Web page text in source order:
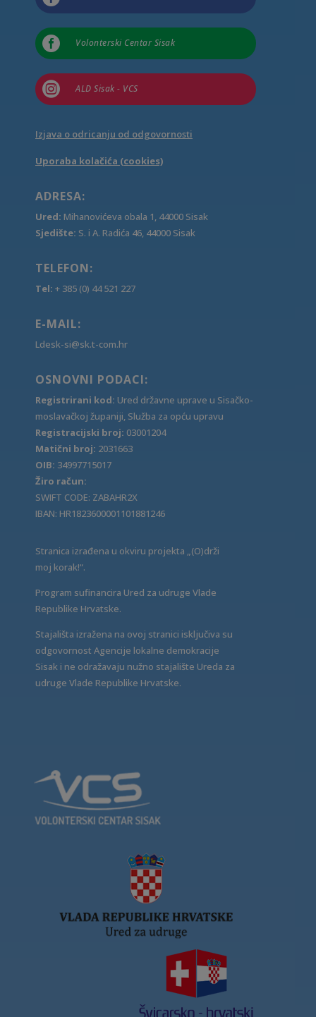
 Volonterski Centar Sisak
 ALD Sisak - VCS
Izjava o odricanju od odgovornosti
Uporaba kolačića (cookies)
ADRESA:
Ured: Mihanovićeva obala 1, 44000 Sisak
Sjedište: S. i A. Radića 46, 44000 Sisak
TELEFON:
Tel: + 385 (0) 44 521 227
E-MAIL:
Ldesk-si@sk.t-com.hr
OSNOVNI PODACI:
Registrirani kod: Ured državne uprave u Sisačko-
moslavačkoj županiji, Služba za opću upravu
Registracijski broj: 03001204
Matični broj: 2031663
OIB: 34997715017
Žiro račun:
SWIFT CODE: ZABAHR2X
IBAN: HR1823600001101881246
Stranica izrađena u okviru projekta „(O)drži
moj korak!“.
Program sufinancira Ured za udruge Vlade
Republike Hrvatske.
Stajališta izražena na ovoj stranici isključiva su
odgovornost Agencije lokalne demokracije
Sisak i ne odražavaju nužno stajalište Ureda za
udruge Vlade Republike Hrvatske.